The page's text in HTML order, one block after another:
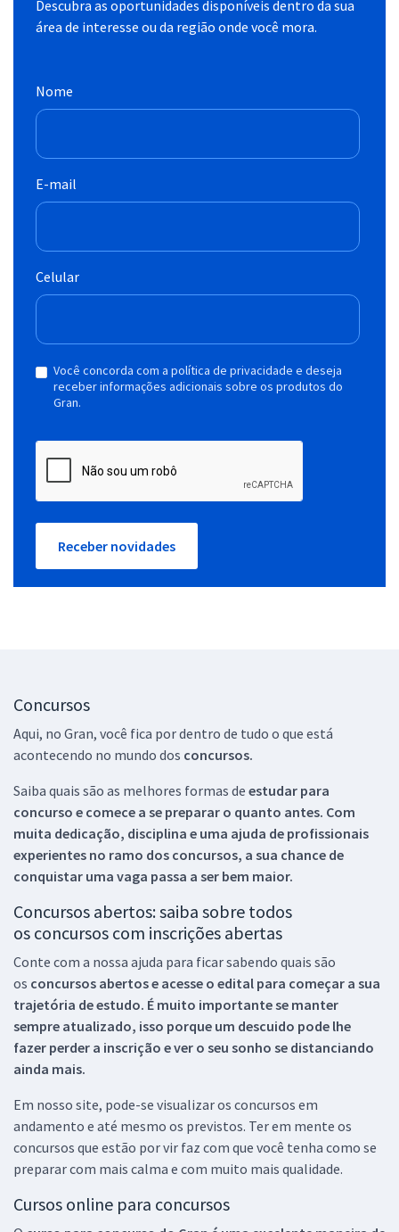
Descubra as oportunidades disponíveis dentro da sua
área de interesse ou da região onde você mora.
Nome
E-mail
Celular
Você concorda com a política de privacidade e deseja
receber informações adicionais sobre os produtos do
Gran.
Receber novidades
Concursos
Aqui, no Gran, você fica por dentro de tudo o que está
acontecendo no mundo dos concursos.
Saiba quais são as melhores formas de estudar para
concurso e comece a se preparar o quanto antes. Com
muita dedicação, disciplina e uma ajuda de profissionais
experientes no ramo dos concursos, a sua chance de
conquistar uma vaga passa a ser bem maior.
Concursos abertos: saiba sobre todos
os concursos com inscrições abertas
Conte com a nossa ajuda para ficar sabendo quais são
os concursos abertos e acesse o edital para começar a sua
trajetória de estudo. É muito importante se manter
sempre atualizado, isso porque um descuido pode lhe
fazer perder a inscrição e ver o seu sonho se distanciando
ainda mais.
Em nosso site, pode-se visualizar os concursos em
andamento e até mesmo os previstos. Ter em mente os
concursos que estão por vir faz com que você tenha como se
preparar com mais calma e com muito mais qualidade.
Cursos online para concursos